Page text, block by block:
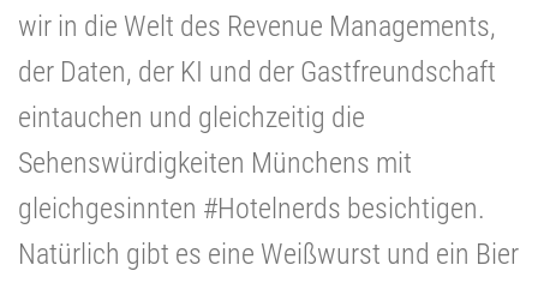
wir in die Welt des Revenue Managements,
der Daten, der KI und der Gastfreundschaft
eintauchen und gleichzeitig die
Sehenswürdigkeiten Münchens mit
gleichgesinnten #Hotelnerds besichtigen.
Natürlich gibt es eine Weißwurst und ein Bier